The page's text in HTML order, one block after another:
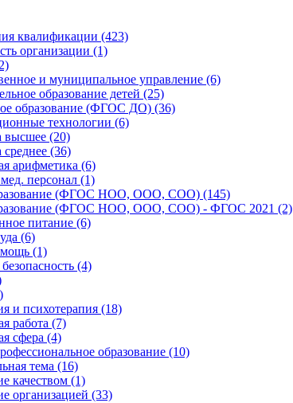
квалификации (423)
организации (1)
и муниципальное управление (6)
образование детей (25)
образование (ФГОС ДО) (36)
технологии (6)
(20)
(36)
арифметика (6)
персонал (1)
(ФГОС НОО, ООО, СОО) (145)
(ФГОС НОО, ООО, СОО) - ФГОС 2021 (2)
питание (6)
(6)
(1)
(4)
и психотерапия (18)
работа (7)
сфера (4)
образование (10)
тема (16)
качеством (1)
организацией (33)